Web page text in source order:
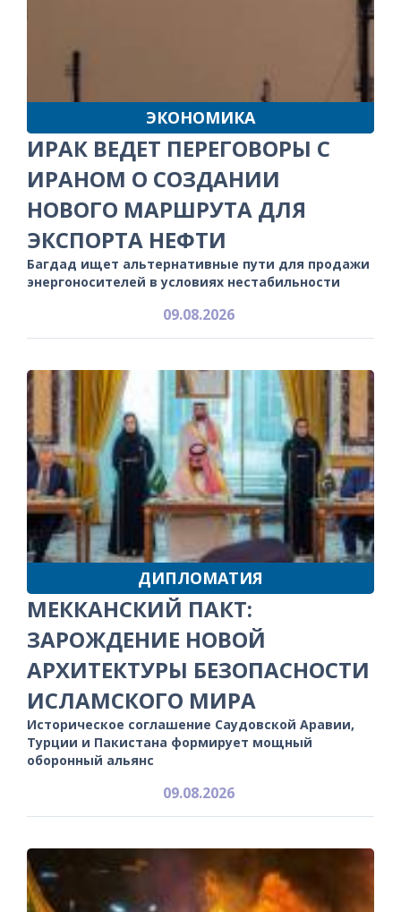
ЭКОНОМИКА
ИРАК ВЕДЕТ ПЕРЕГОВОРЫ С
ИРАНОМ О СОЗДАНИИ
НОВОГО МАРШРУТА ДЛЯ
ЭКСПОРТА НЕФТИ
Багдад ищет альтернативные пути для продажи
энергоносителей в условиях нестабильности
09.08.2026
ДИПЛОМАТИЯ
МЕККАНСКИЙ ПАКТ:
ЗАРОЖДЕНИЕ НОВОЙ
АРХИТЕКТУРЫ БЕЗОПАСНОСТИ
ИСЛАМСКОГО МИРА
Историческое соглашение Саудовской Аравии,
Турции и Пакистана формирует мощный
оборонный альянс
09.08.2026